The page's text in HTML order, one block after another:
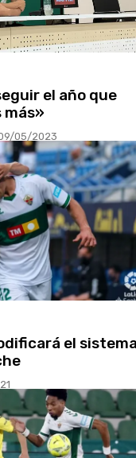
el año que
más»
05/2023
el sistema